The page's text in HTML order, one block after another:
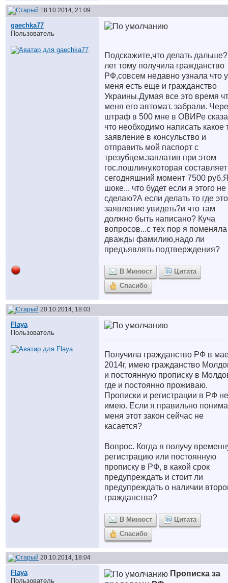
18.10.2014, 21:09
gaechka77
Пользователь
Подскажите,что делать
лет тому получила гражданство
РФ,совсем недавно узнала что у
меня есть еще и гражданство
Украины.Думая все это время
меня его автомат. забрали.
штраф в 500 мне в ОВИРе
что необходимо написать какое
заявление в консульство и
отправить мой паспорт с
трезубцем.заплатив при этом
гос.пошлину.которая
сегодняшний момент 7500
шоке... что будет если я этого не
сделаю?А если делать то где это
заявление увидеть?и что там
должно быть написано? Куча
вопросов...с тех пор я поменяла
дважды фамилию,надо ли
предъявлять подтверждения?
В Минюст
Цитата
Спасибо
20.10.2014, 18:03
Flaya
Пользователь
Получила гражданство РФ в
2014г, имею гражданство
и постоянную прописку в
где и постоянно проживаю.
Прописки и регистрации в РФ не
имею. Если я правильно
меня этот закон сейчас не
касается?
Вопрос. Когда я получу
регистрацию или постоянную
прописку в РФ, в какой срок
предупреждать и стоит ли
предупреждать о наличии
гражданства?
В Минюст
Цитата
Спасибо
20.10.2014, 18:04
Flaya
Пользователь
Прописка за